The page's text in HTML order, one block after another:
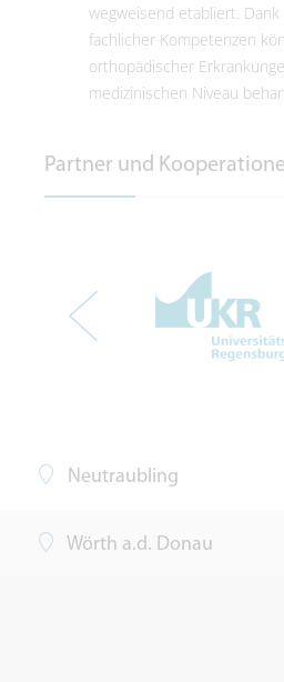
wegweisend etabliert.
fachlicher Kompetenzen
orthopädischer
medizinischen Niveau
Partner und
Neutraubling
Wörth a.d. Donau